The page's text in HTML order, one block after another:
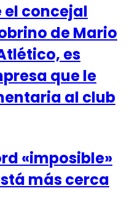
el concejal
de Mario
es
que le
al club
«imposible»
más cerca